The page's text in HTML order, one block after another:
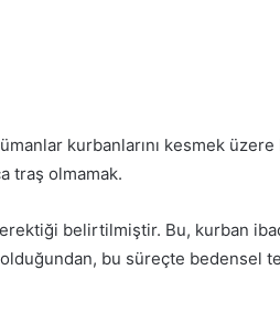
kurbanlarını kesmek
traş olmamak.
belirtilmiştir. Bu, kurban
bu süreçte bedensel